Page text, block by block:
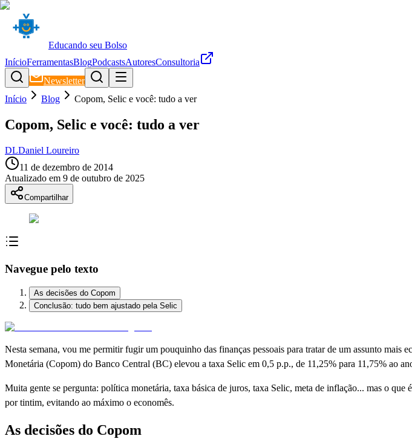
Educando seu Bolso
InícioFerramentasBlogPodcastsAutoresConsultoria
Newsletter
Início
Blog Copom, Selic e você: tudo a ver
Copom, Selic e você: tudo a ver
DLDaniel Loureiro
11 de dezembro de 2014
Atualizado em 9 de outubro de 2025
Compartilhar
Navegue pelo texto
As decisões do Copom
Conclusão: tudo bem ajustado pela Selic
Nesta semana, vou me permitir fugir um pouquinho das finanças pessoais para tratar de um assunto
Monetária (Copom) do Banco Central (BC) elevou a taxa Selic em 0,5 p.p., de 11,25% para 11,75% ao
Muita gente se pergunta: política monetária, taxa básica de juros, taxa Selic, meta de inflação... mas o
por tintim, evitando ao máximo o economês.
As decisões do Copom